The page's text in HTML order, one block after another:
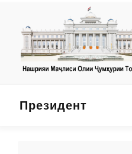
Президент